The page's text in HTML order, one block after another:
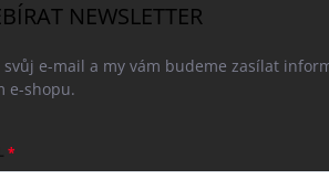
NEWSLETTER
svůj e-mail a my vám budeme zasílat
e-shopu.